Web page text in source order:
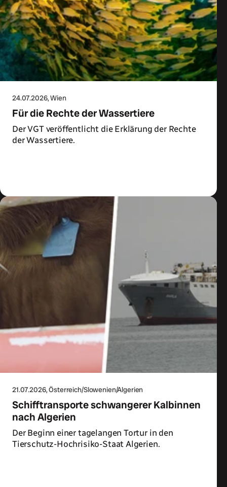
24.07.2026, Wien
Für die Rechte der Wassertiere
Der VGT veröffentlicht die Erklärung der Rechte
der Wassertiere.
21.07.2026, Österreich/Slowenien/Algerien
Schifftransporte schwangerer Kalbinnen
nach Algerien
Der Beginn einer tagelangen Tortur in den
Tierschutz-Hochrisiko-Staat Algerien.